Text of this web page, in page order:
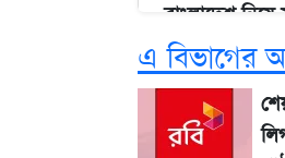
বাংলাদেশ
সাকিবের
এ বিভাগের